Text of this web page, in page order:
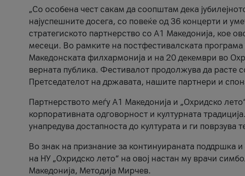
„Со особена чест сакам да соопштам дека
најуспешните досега, со повеќе од 36 концерти и
стратегиското партнерство со А1 Македонија, кое
месеци. Во рамките на постфестивалската
Македонската филхармонија и на 20 декември во
верната публика. Фестивалот продолжува да расте
Претседателот на државата, нашите партнери и
Партнерството меѓу A1 Македонија и „Охридско
корпоративната одговорност и културната
унапредува достапноста до културата и ги
Во знак на признание за континуираната поддршка
на НУ „Охридско лето“ на овој настан му врачи
Македонија, Методија Мирчев.